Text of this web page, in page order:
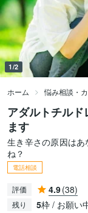
1/2
ホーム 悩み相談・
アダルトチル
ます
生き辛さの原因は
ね？
電話相談
評価 4.9(38)
残り 5枠 / お願い